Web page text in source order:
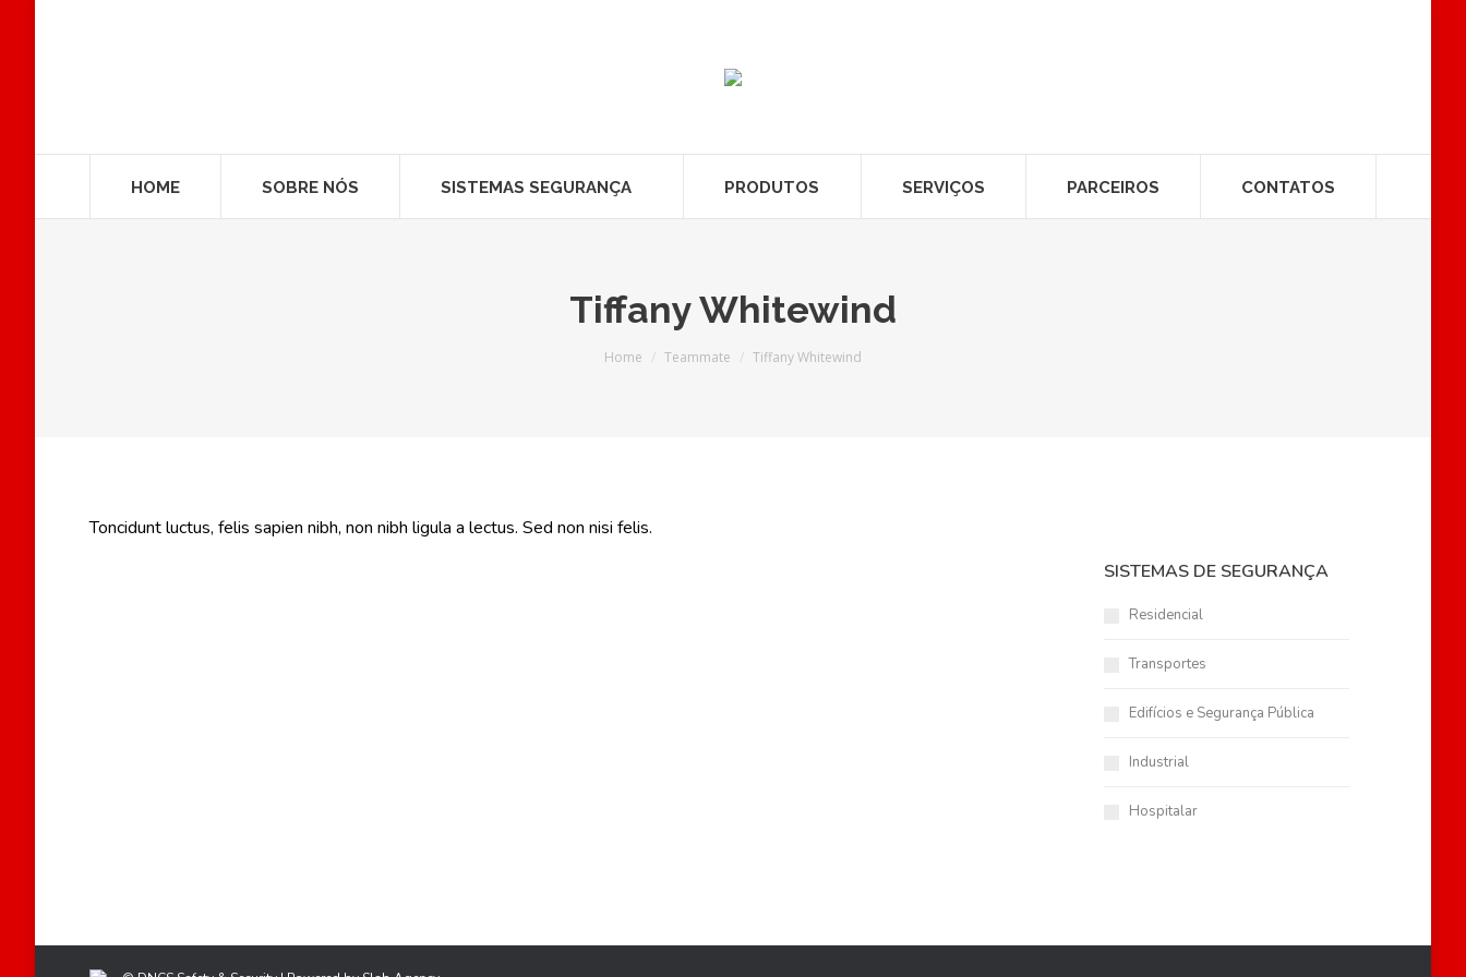
HOME SOBRE NÓS SISTEMAS SEGURANÇA PRODUTOS SERVIÇOS PARCEIROS CONTATOS
Tiffany Whitewind
You are here:
Home Teammate Tiffany Whitewind
Toncidunt luctus, felis sapien nibh, non nibh ligula a lectus. Sed non nisi felis.
SISTEMAS DE SEGURANÇA
Residencial
Transportes
Edifícios e Segurança Pública
Industrial
Hospitalar